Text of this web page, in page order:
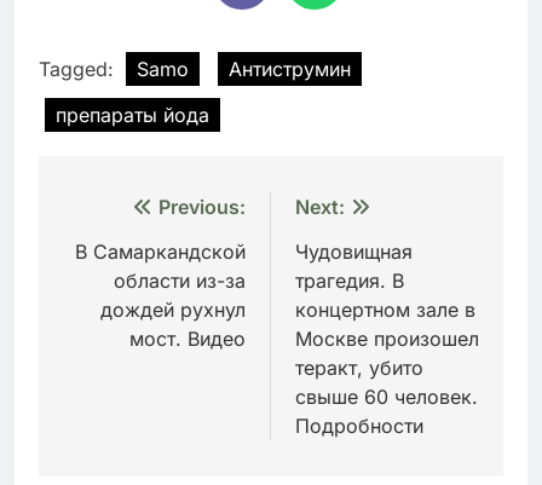
Tagged: Samo
Антиструмин
препараты йода
Навигация
по
записям
Previous:
В Самаркандской
области из-за
дождей рухнул
мост. Видео
Next:
Чудовищная
трагедия. В
концертном зале в
Москве произошел
теракт, убито
свыше 60 человек.
Подробности